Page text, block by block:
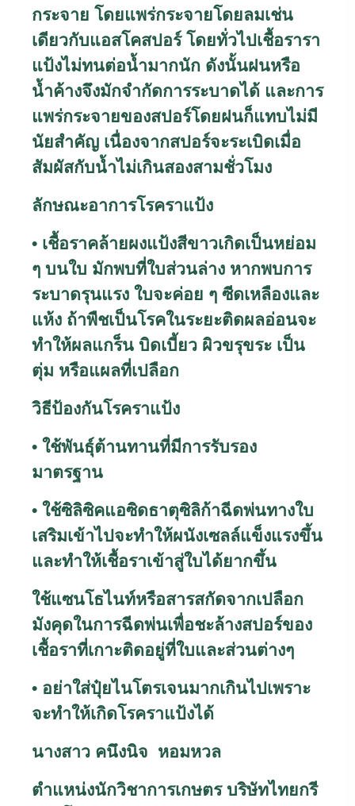
กระจาย โดยแพร่กระจายโดยลมเช่น
เดียวกับแอสโคสปอร์ โดยทั่วไปเชื้อรารา
แป้งไม่ทนต่อน้ำมากนัก ดังนั้นฝนหรือ
น้ำค้างจึงมักจำกัดการระบาดได้ และการ
แพร่กระจายของสปอร์โดยฝนก็แทบไม่มี
นัยสำคัญ เนื่องจากสปอร์จะระเบิดเมื่อ
สัมผัสกับน้ำไม่เกินสองสามชั่วโมง
ลักษณะอาการโรคราแป้ง
• เชื้อราคล้ายผงแป้งสีขาวเกิดเป็นหย่อม
ๆ บนใบ มักพบที่ใบส่วนล่าง หากพบการ
ระบาดรุนแรง ใบจะค่อย ๆ ซีดเหลืองและ
แห้ง ถ้าพืชเป็นโรคในระยะติดผลอ่อนจะ
ทำให้ผลแกร็น บิดเบี้ยว ผิวขรุขระ เป็น
ตุ่ม หรือแผลที่เปลือก
วิธีป้องกันโรคราแป้ง
• ใช้พันธุ์ต้านทานที่มีการรับรอง
มาตรฐาน
• ใช้ซิลิซิคแอซิดธาตุซิลิก้าฉีดพ่นทางใบ
เสริมเข้าไปจะทำให้ผนังเซลล์แข็งแรงขึ้น
และทำให้เชื้อราเข้าสู่ใบได้ยากขึ้น
ใช้แซนโธไนท์หรือสารสกัดจากเปลือก
มังคุดในการฉีดพ่นเพื่อชะล้างสปอร์ของ
เชื้อราที่เกาะติดอยู่ที่ใบและส่วนต่างๆ
• อย่าใส่ปุ๋ยไนโตรเจนมากเกินไปเพราะ
จะทำให้เกิดโรคราแป้งได้
นางสาว คนึงนิจ หอมหวล
ตำแหน่งนักวิชาการเกษตร บริษัทไทยกรี